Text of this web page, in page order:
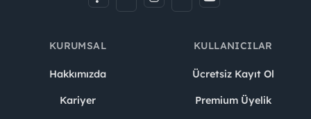
KURUMSAL
Hakkımızda
Kariyer
KULLANICILAR
Ücretsiz Kayıt Ol
Premium Üyelik